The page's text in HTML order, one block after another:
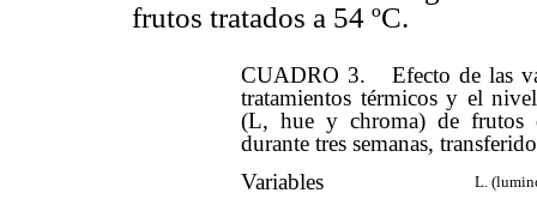
frutos tratados a 54 ºC.
CUADRO 3. Efecto de las
tratamientos térmicos y el
(L, hue y chroma) de frutos
durante tres semanas,
Variables
L.